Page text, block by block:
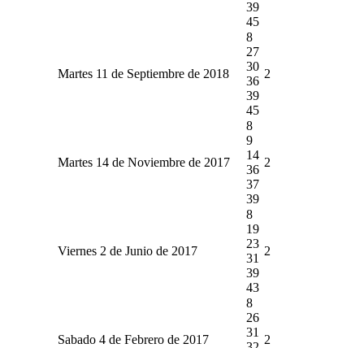
39
45
Martes 11 de Septiembre de 2018
8
27
30
36
39
45
2
Martes 14 de Noviembre de 2017
8
9
14
36
37
39
2
Viernes 2 de Junio de 2017
8
19
23
31
39
43
2
Sabado 4 de Febrero de 2017
8
26
31
2